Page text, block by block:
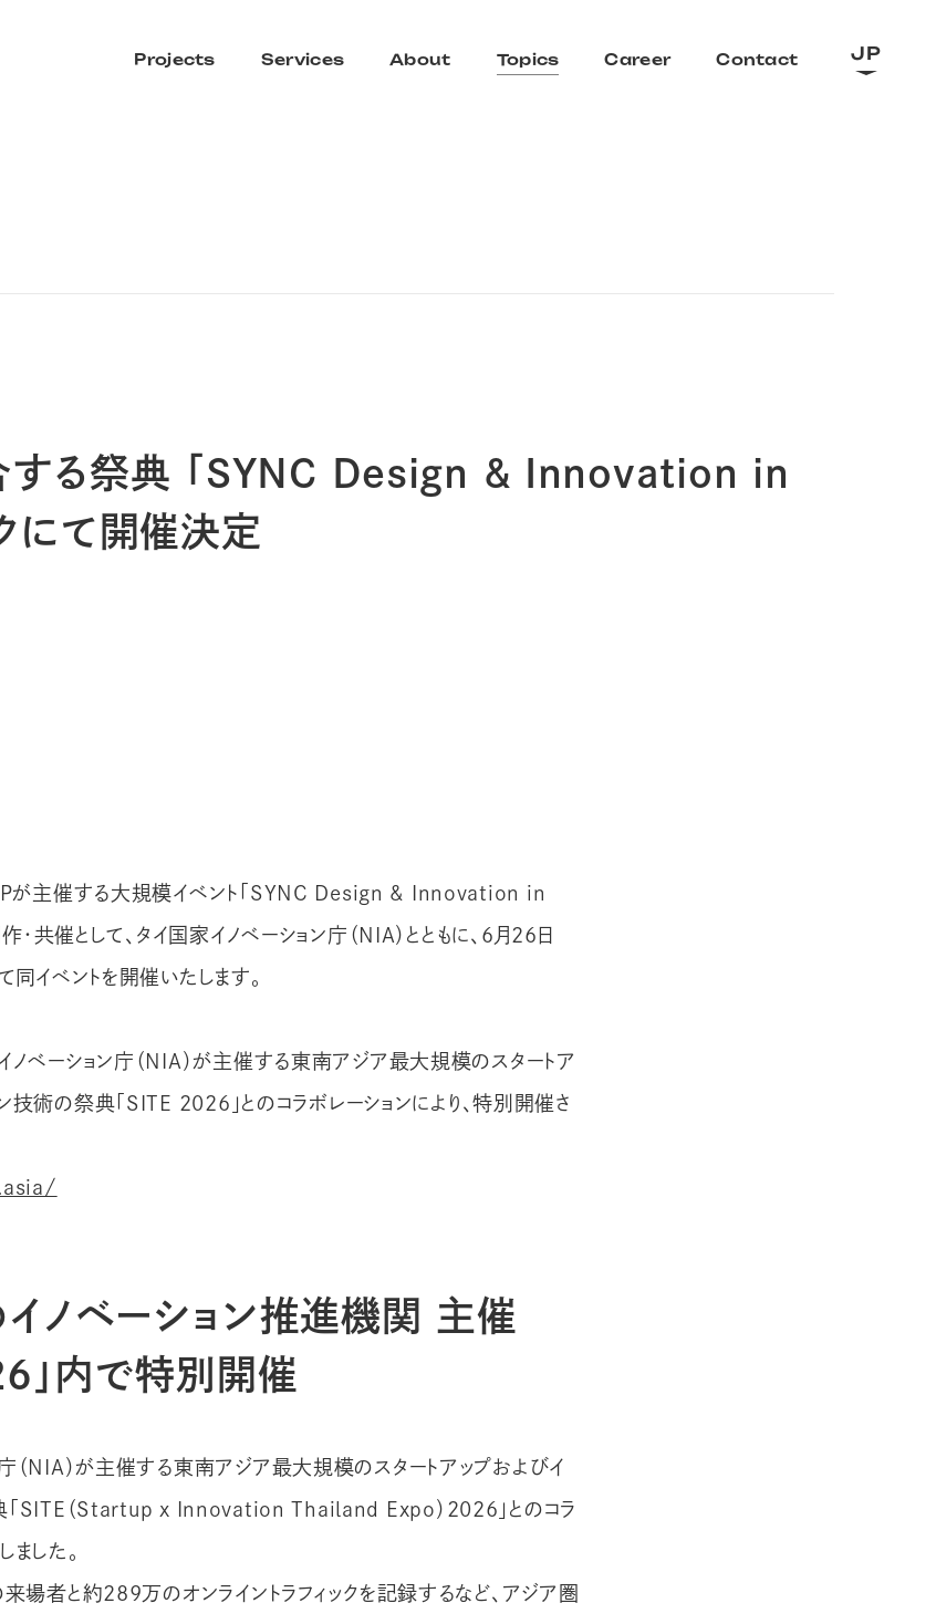
Projects Services About Topics Career Contact JP
する祭典 「SYNC Design & Innovation in
にて開催決定
BPが主催する大規模イベント「SYNC Design & Innovation in
共催として、タイ国家イノベーション庁（NIA）とともに、6月26日
て同イベントを開催いたします。
ノベーション庁（NIA）が主催する東南アジア最大規模のスタートア
技術の祭典「SITE 2026」とのコラボレーションにより、特別開催さ
ノベーション推進機関 主催
」内で特別開催
（NIA）が主催する東南アジア最大規模のスタートアップおよびイ
「SITE（Startup x Innovation Thailand Expo）2026」とのコラ
ました。
者と約289万のオンライントラフィックを記録するなど、アジア圏